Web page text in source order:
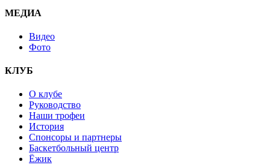
МЕДИА
Видео
Фото
КЛУБ
О клубе
Руководство
Наши трофеи
История
Спонсоры и партнеры
Баскетбольный центр
Ёжик